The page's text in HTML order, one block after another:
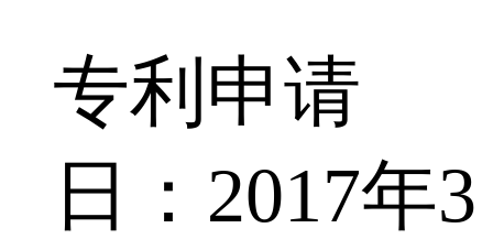
专利申请
日：2017年3